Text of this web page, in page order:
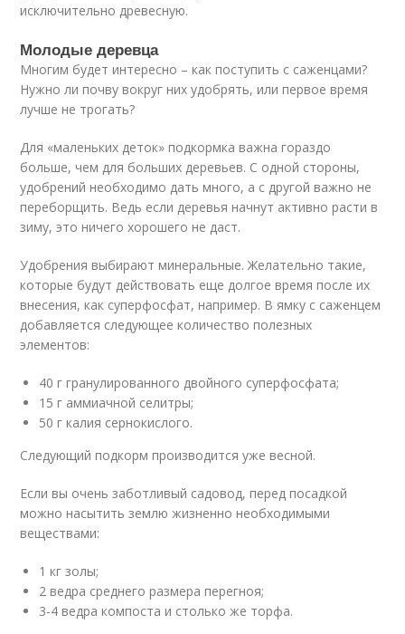
исключительно древесную.
Молодые деревца
Многим будет интересно – как поступить с саженцами?
Нужно ли почву вокруг них удобрять, или первое время
лучше не трогать?
Для «маленьких деток» подкормка важна гораздо
больше, чем для больших деревьев. С одной стороны,
удобрений необходимо дать много, а с другой важно не
переборщить. Ведь если деревья начнут активно расти в
зиму, это ничего хорошего не даст.
Удобрения выбирают минеральные. Желательно такие,
которые будут действовать еще долгое время после их
внесения, как суперфосфат, например. В ямку с саженцем
добавляется следующее количество полезных
элементов:
40 г гранулированного двойного суперфосфата;
15 г аммиачной селитры;
50 г калия сернокислого.
Следующий подкорм производится уже весной.
Если вы очень заботливый садовод, перед посадкой
можно насытить землю жизненно необходимыми
веществами:
1 кг золы;
2 ведра среднего размера перегноя;
3-4 ведра компоста и столько же торфа.